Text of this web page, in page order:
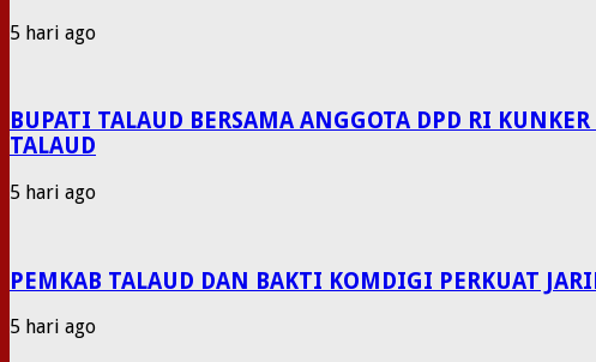
5 hari ago
BUPATI TALAUD BERSAMA ANGGOTA DPD RI
TALAUD
5 hari ago
PEMKAB TALAUD DAN BAKTI KOMDIGI PERKUAT
5 hari ago